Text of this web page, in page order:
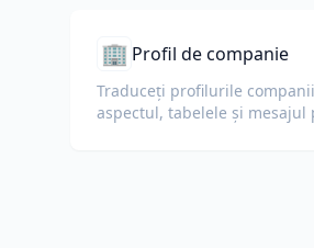
🏢 Profil de companie
Traduceți profilurile
aspectul, tabelele și mesajul